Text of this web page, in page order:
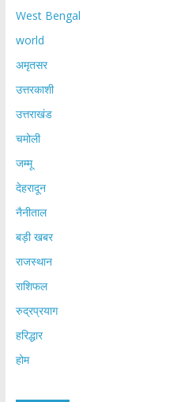
West Bengal
world
अमृतसर
उत्तरकाशी
उत्तराखंड
चमोली
जम्मू
देहरादून
नैनीताल
बड़ी खबर
राजस्थान
राशिफल
रुद्रप्रयाग
हरिद्धार
होम